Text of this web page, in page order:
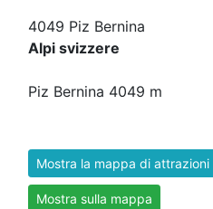
4049 Piz Bernina
Alpi svizzere
Piz Bernina 4049 m
Mostra la mappa di
Mostra sulla mappa